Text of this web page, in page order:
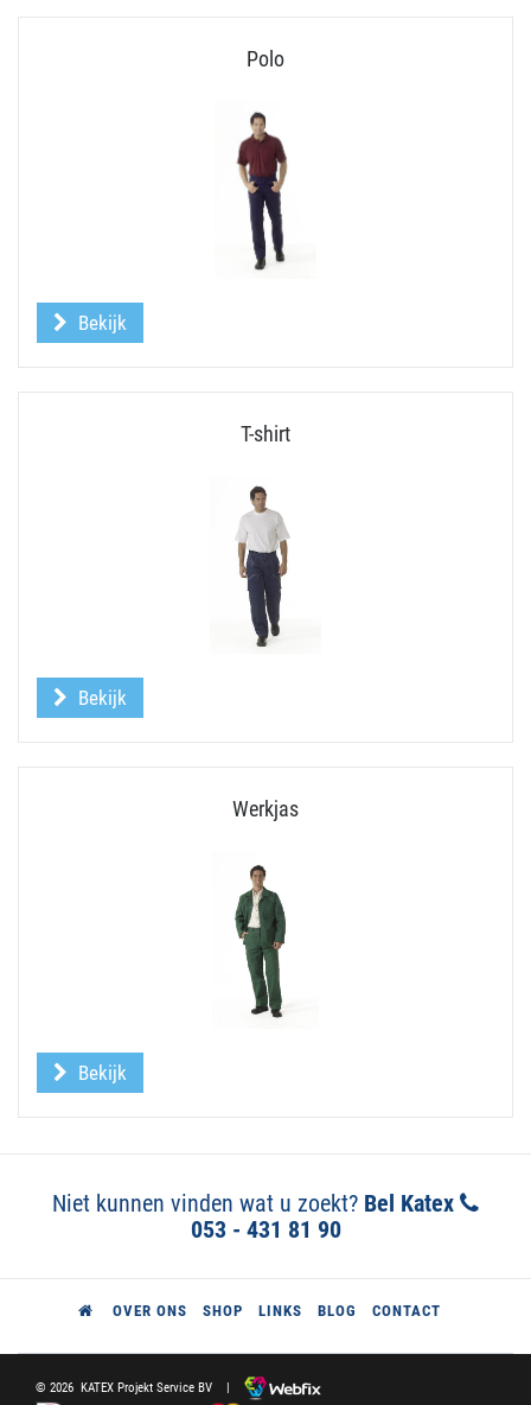
Polo
Bekijk
T-shirt
Bekijk
Werkjas
Bekijk
Niet kunnen vinden wat u zoekt? Bel Katex
053 - 431 81 90
OVER ONS SHOP LINKS BLOG CONTACT
© 2026 KATEX Projekt Service BV |